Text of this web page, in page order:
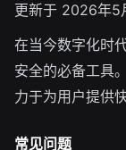
更新于 2026年5
在当今数字化时
安全的必备工具
力于为用户提供
常见问题